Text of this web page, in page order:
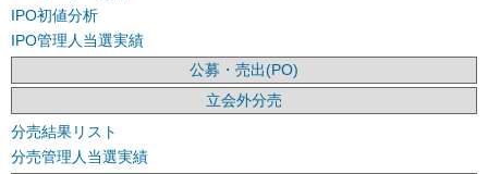
IPO初値分析
IPO管理人当選実績
公募・売出(PO)
立会外分売
分売結果リスト
分売管理人当選実績